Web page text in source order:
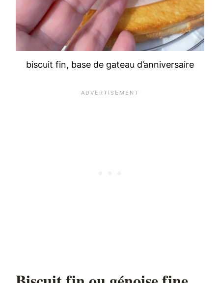
biscuit fin, base de gateau d’anniversaire